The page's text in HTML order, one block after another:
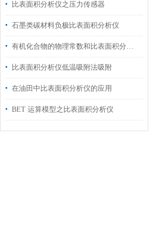
比表面积分析仪之压力传感器
石墨类碳材料负极比表面积分析仪
有机化合物的物理常数和比表面积分析仪的吸附
比表面积分析仪低温吸附法吸附
在油田中比表面积分析仪的应用
BET 运算模型之比表面积分析仪